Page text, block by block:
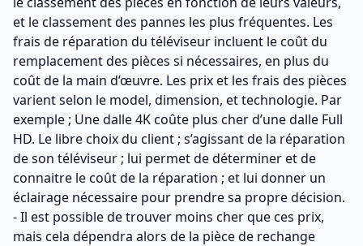
et le classement des pannes les plus fréquentes. Les
frais de réparation du téléviseur incluent le coût du
remplacement des pièces si nécessaires, en plus du
coût de la main d’œuvre. Les prix et les frais des pièces
varient selon le model, dimension, et technologie. Par
exemple ; Une dalle 4K coûte plus cher d’une dalle Full
HD. Le libre choix du client ; s’agissant de la réparation
de son téléviseur ; lui permet de déterminer et de
connaitre le coût de la réparation ; et lui donner un
éclairage nécessaire pour prendre sa propre décision.
- Il est possible de trouver moins cher que ces prix,
mais cela dépendra alors de la pièce de rechange